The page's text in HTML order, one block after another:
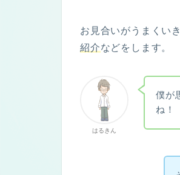
お見合いがうまくい
紹介などをします。
はるきん
僕が
ね！